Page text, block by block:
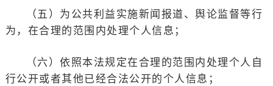
（五）为公共利益实施新闻报道、舆论监督等行
为，在合理的范围内处理个人信息；
（六）依照本法规定在合理的范围内处理个人自
行公开或者其他已经合法公开的个人信息；